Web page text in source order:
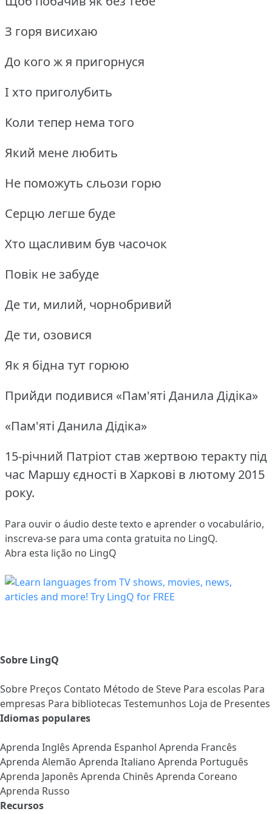
З горя висихаю
До кого ж я пригорнуся
І хто приголубить
Коли тепер нема того
Який мене любить
Не поможуть сльози горю
Серцю легше буде
Хто щасливим був часочок
Повік не забуде
Де ти, милий, чорнобривий
Де ти, озовися
Як я бідна тут горюю
Прийди подивися «Пам'яті Данила Дідіка»
«Пам'яті Данила Дідіка»
15-річний Патріот став жертвою теракту під
час Маршу єдності в Харкові в лютому 2015
року.
Para ouvir o áudio deste texto e aprender o vocabulário,
inscreva-se para uma conta gratuita no LingQ.
Abra esta lição no LingQ
Sobre LingQ
Sobre Preços Contato Método de Steve Para escolas Para
empresas Para bibliotecas Testemunhos Loja de Presentes
Idiomas populares
Aprenda Inglês Aprenda Espanhol Aprenda Francês
Aprenda Alemão Aprenda Italiano Aprenda Português
Aprenda Japonês Aprenda Chinês Aprenda Coreano
Aprenda Russo
Recursos